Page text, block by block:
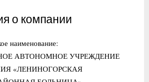
о компании
наименование:
АВТОНОМНОЕ УЧРЕЖДЕНИЕ
«ЛЕНИНОГОРСКАЯ